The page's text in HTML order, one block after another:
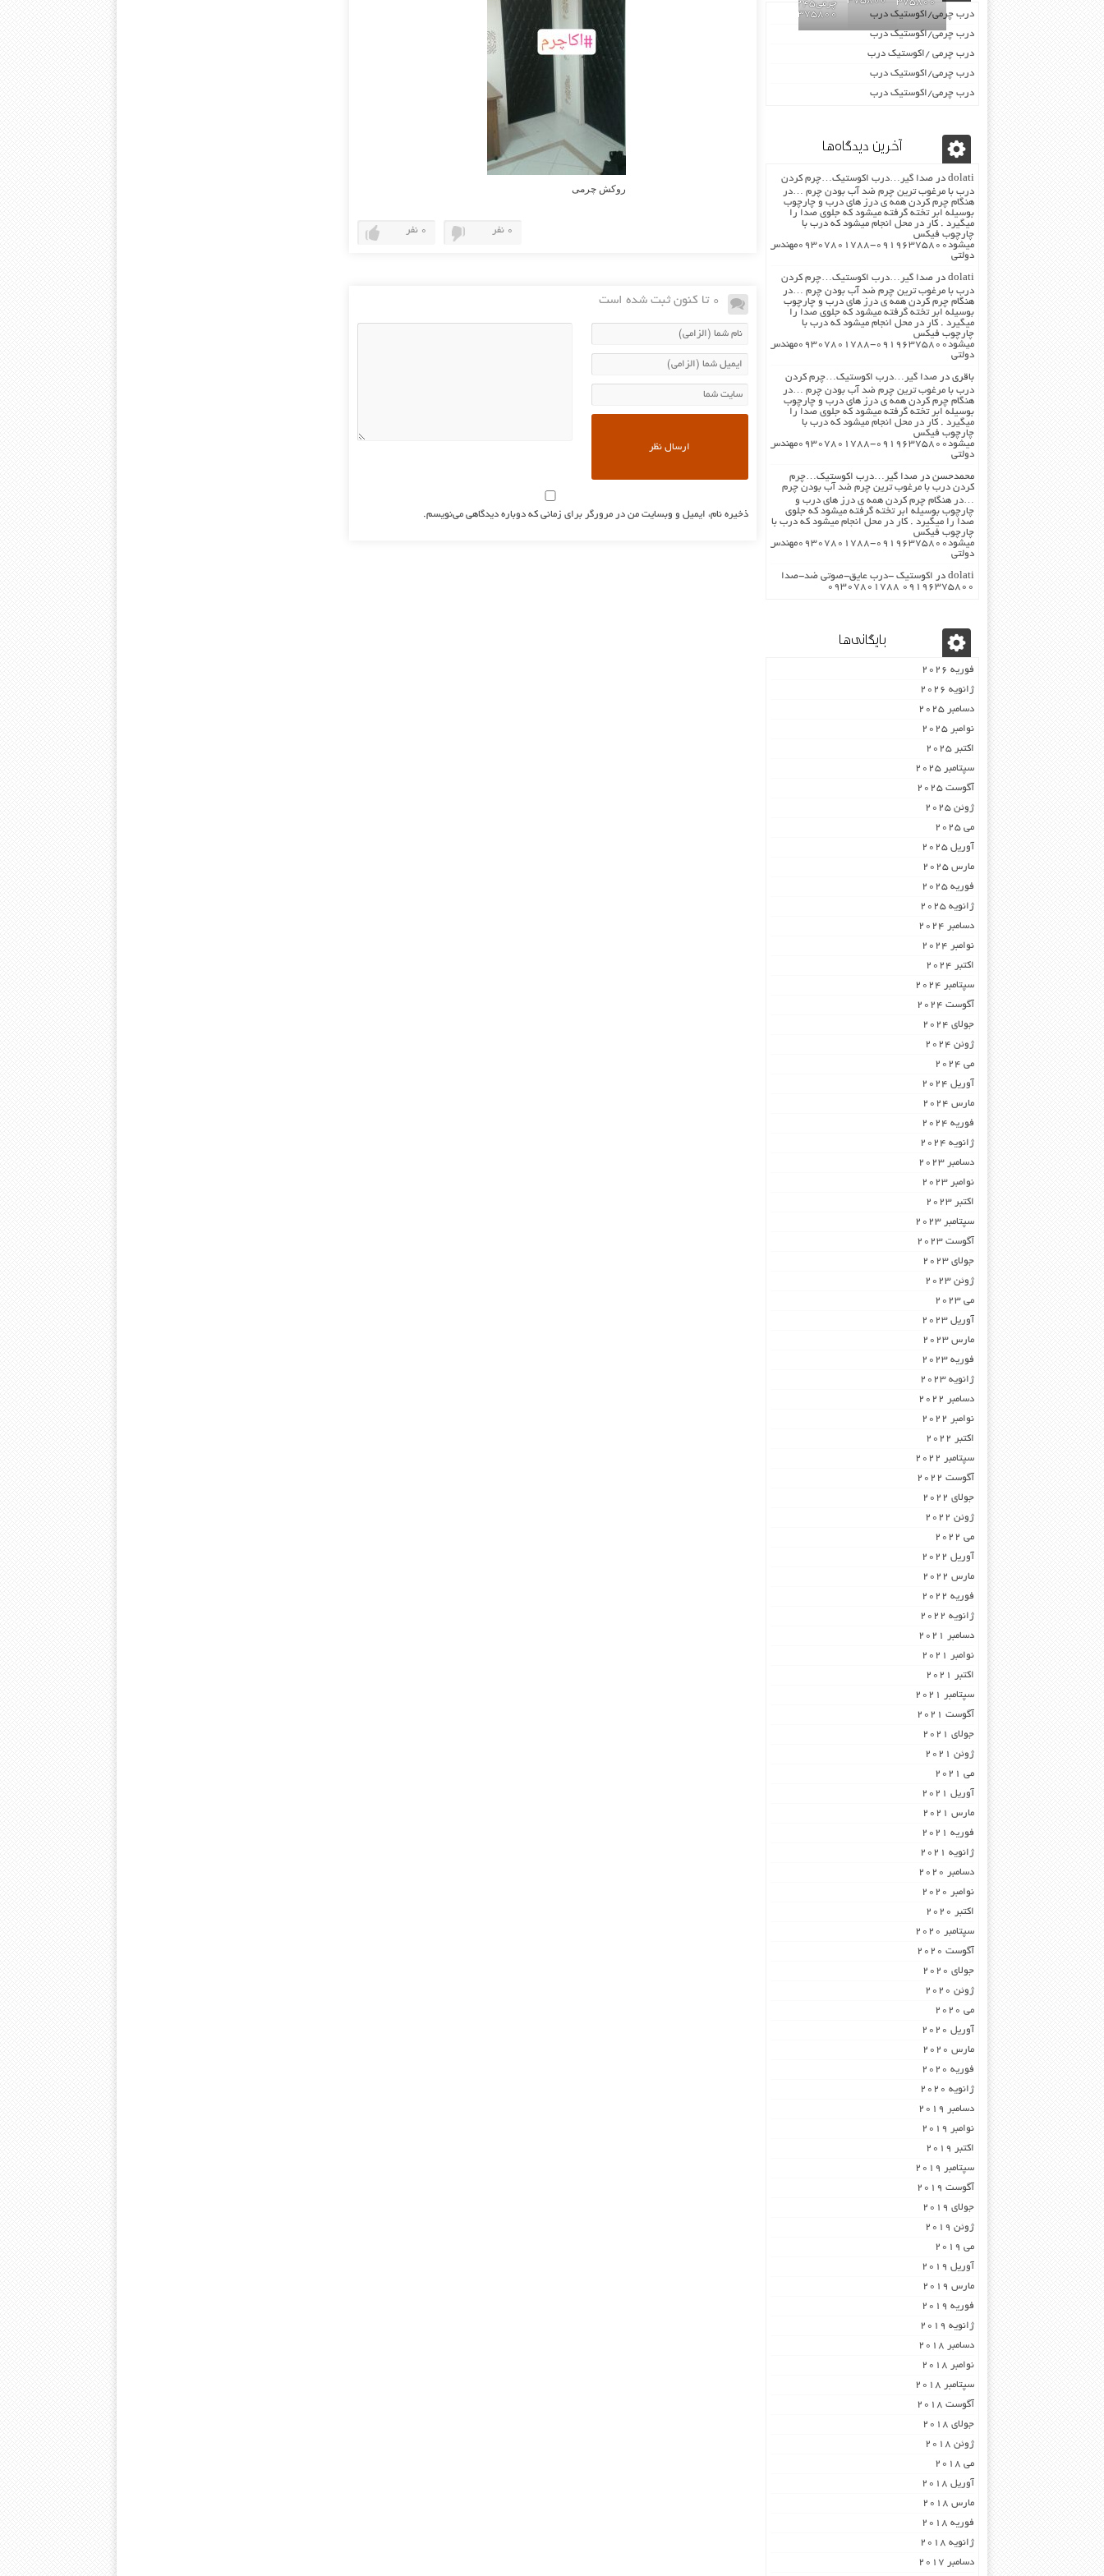
روکش چرمی
0 نفر 0 نفر
0 تا کنون ثبت شده است
ذخیره نام، ایمیل و وبسایت من در مرورگر برای زمانی که دوباره دیدگاهی می‌نویسم.
09196375800
درب چرمی/اکوستیک درب
درب چرمی/اکوستیک درب
درب چرمی /اکوستیک درب
درب چرمی/اکوستیک درب
درب چرمی/اکوستیک درب
آخرین دیدگاه‌ها
dolati در صدا گیر…درب اکوستیک…چرم کردن
درب با مرغوب ترین چرم ضد آب بودن چرم …در
هنگام چرم کردن همه ی درز های درب و چارچوب
بوسیله ابر تخته گرفته میشود که جلوی صدا را
میگیرد . کار در محل انجام میشود که درب با
چارچوب فیکس
میشود۰۹۱۹۶۳۷۵۸۰۰-۰۹۳۰۷۸۰۱۷۸۸مهندس
دولتی
dolati در صدا گیر…درب اکوستیک…چرم کردن
درب با مرغوب ترین چرم ضد آب بودن چرم …در
هنگام چرم کردن همه ی درز های درب و چارچوب
بوسیله ابر تخته گرفته میشود که جلوی صدا را
میگیرد . کار در محل انجام میشود که درب با
چارچوب فیکس
میشود۰۹۱۹۶۳۷۵۸۰۰-۰۹۳۰۷۸۰۱۷۸۸مهندس
دولتی
باقری در صدا گیر…درب اکوستیک…چرم کردن
درب با مرغوب ترین چرم ضد آب بودن چرم …در
هنگام چرم کردن همه ی درز های درب و چارچوب
بوسیله ابر تخته گرفته میشود که جلوی صدا را
میگیرد . کار در محل انجام میشود که درب با
چارچوب فیکس
میشود۰۹۱۹۶۳۷۵۸۰۰-۰۹۳۰۷۸۰۱۷۸۸مهندس
دولتی
محمدحسن در صدا گیر…درب اکوستیک…چرم
کردن درب با مرغوب ترین چرم ضد آب بودن چرم
…در هنگام چرم کردن همه ی درز های درب و
چارچوب بوسیله ابر تخته گرفته میشود که جلوی
صدا را میگیرد . کار در محل انجام میشود که درب با
چارچوب فیکس
میشود۰۹۱۹۶۳۷۵۸۰۰-۰۹۳۰۷۸۰۱۷۸۸مهندس
دولتی
dolati در اکوستیک -درب عایق-صوتی ضد-صدا
۰۹۱۹۶۳۷۵۸۰۰ ۰۹۳۰۷۸۰۱۷۸۸
بایگانی‌ها
فوریه 2026
ژانویه 2026
دسامبر 2025
نوامبر 2025
اکتبر 2025
سپتامبر 2025
آگوست 2025
ژوئن 2025
می 2025
آوریل 2025
مارس 2025
فوریه 2025
ژانویه 2025
دسامبر 2024
نوامبر 2024
اکتبر 2024
سپتامبر 2024
آگوست 2024
جولای 2024
ژوئن 2024
می 2024
آوریل 2024
مارس 2024
فوریه 2024
ژانویه 2024
دسامبر 2023
نوامبر 2023
اکتبر 2023
سپتامبر 2023
آگوست 2023
جولای 2023
ژوئن 2023
می 2023
آوریل 2023
مارس 2023
فوریه 2023
ژانویه 2023
دسامبر 2022
نوامبر 2022
اکتبر 2022
سپتامبر 2022
آگوست 2022
جولای 2022
ژوئن 2022
می 2022
آوریل 2022
مارس 2022
فوریه 2022
ژانویه 2022
دسامبر 2021
نوامبر 2021
اکتبر 2021
سپتامبر 2021
آگوست 2021
جولای 2021
ژوئن 2021
می 2021
آوریل 2021
مارس 2021
فوریه 2021
ژانویه 2021
دسامبر 2020
نوامبر 2020
اکتبر 2020
سپتامبر 2020
آگوست 2020
جولای 2020
ژوئن 2020
می 2020
آوریل 2020
مارس 2020
فوریه 2020
ژانویه 2020
دسامبر 2019
نوامبر 2019
اکتبر 2019
سپتامبر 2019
آگوست 2019
جولای 2019
ژوئن 2019
می 2019
آوریل 2019
مارس 2019
فوریه 2019
ژانویه 2019
دسامبر 2018
نوامبر 2018
سپتامبر 2018
آگوست 2018
جولای 2018
ژوئن 2018
می 2018
آوریل 2018
مارس 2018
فوریه 2018
ژانویه 2018
دسامبر 2017